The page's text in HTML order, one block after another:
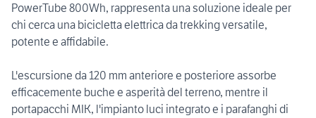
PowerTube 800Wh, rappresenta una soluzione ideale per
chi cerca una bicicletta elettrica da trekking versatile,
potente e affidabile.
L'escursione da 120 mm anteriore e posteriore assorbe
efficacemente buche e asperità del terreno, mentre il
portapacchi MIK, l'impianto luci integrato e i parafanghi di